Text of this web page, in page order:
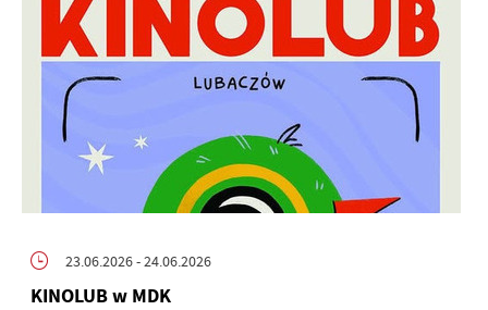
23.06.2026- 24.06.2026
KINOLUB w MDK